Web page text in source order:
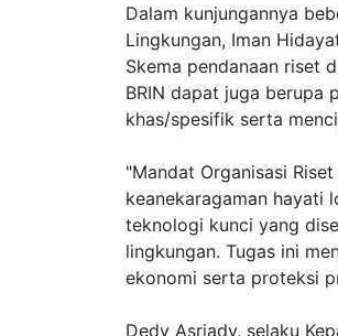
Dalam kunjungannya
Lingkungan, Iman
Skema pendanaan riset
BRIN dapat juga berupa
khas/spesifik serta
"Mandat Organisasi
keanekaragaman hayati
teknologi kunci yang
lingkungan. Tugas ini
ekonomi serta proteksi
Dedy Asriady, selaku